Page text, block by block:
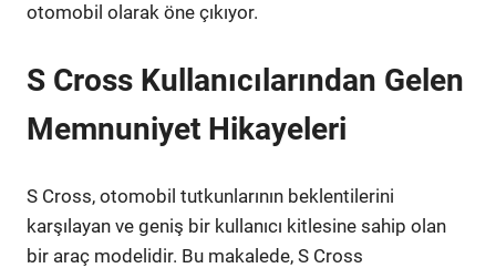
otomobil olarak öne çıkıyor.
S Cross Kullanıcılarından Gelen
Memnuniyet Hikayeleri
S Cross, otomobil tutkunlarının beklentilerini
karşılayan ve geniş bir kullanıcı kitlesine sahip olan
bir araç modelidir. Bu makalede, S Cross